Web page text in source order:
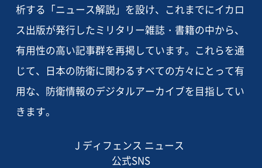
析する「ニュース解説」を設け、これまでにイカロ
ス出版が発行したミリタリー雑誌・書籍の中から、
有用性の高い記事群を再掲しています。これらを通
じて、日本の防衛に関わるすべての方々にとって有
用な、防衛情報のデジタルアーカイブを目指してい
きます。
J ディフェンス ニュース
公式SNS